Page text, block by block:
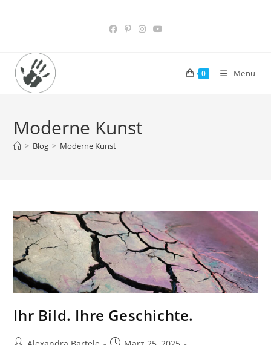
0 Menü
Moderne Kunst
> Blog > Moderne Kunst
Ihr Bild. Ihre Geschichte.